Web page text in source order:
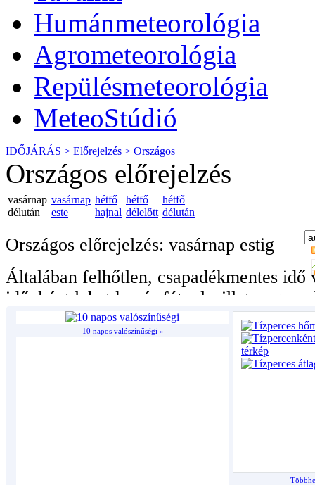
Humánmeteorológia
Agrometeorológia
Repülésmeteorológia
MeteoStúdió
IDŐJÁRÁS > Előrejelzés > Országos
Országos előrejelzés
10 napos valószínűségi »